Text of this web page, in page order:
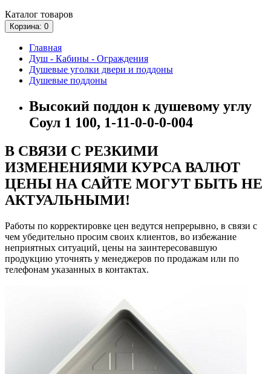
Каталог товаров
Корзина: 0
Главная
Душ - Кабины - Ограждения
Душевые уголки двери и поддоны
Душевые поддоны
Высокий поддон к душевому углу
Соул 1 100, 1-11-0-0-0-004
В СВЯЗИ С РЕЗКИМИ
ИЗМЕНЕНИЯМИ КУРСА ВАЛЮТ
ЦЕНЫ НА САЙТЕ МОГУТ БЫТЬ НЕ
АКТУАЛЬНЫМИ!
Работы по корректировке цен ведутся непрерывно, в связи с
чем убедительно просим своих клиентов, во избежание
неприятных ситуаций, цены на заинтересовавшую
продукцию уточнять у менеджеров по продажам или по
телефонам указанных в контактах.